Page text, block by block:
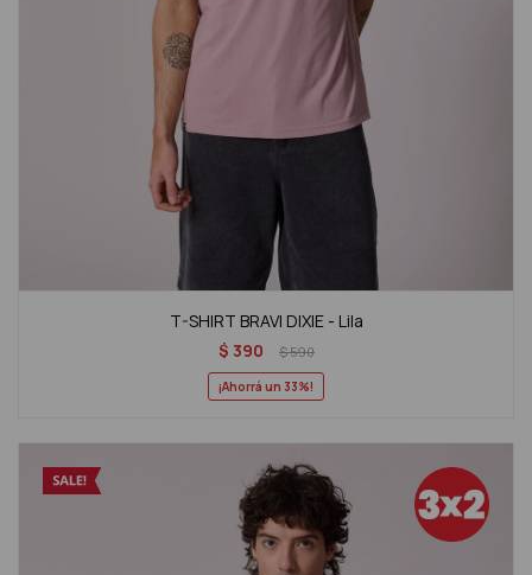
T-SHIRT BRAVI DIXIE - Lila
$ 390 $590
33